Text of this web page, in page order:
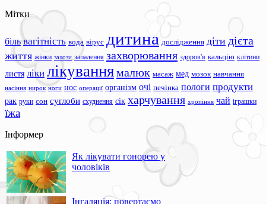
Мітки
біль вагітність вода вірус дитина дослідження діти дієта
життя жінки залози запалення захворювання здоров'я кальцію клітини
листя ліки лікуваннямалюк масаж мед мозок навчання
насіння нирок ноги нос операції організм очі печінка пологи продукти
рак руки сон суглоби схуднення сік харчування хропіння чай іграшки
їжа
Інформер
Як лікувати гонорею у
чоловіків
Інгаляція: повертаємо